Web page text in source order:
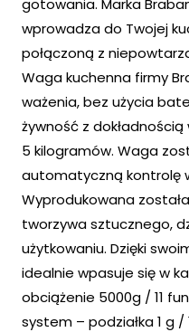
wprowadza do Twojej
połączoną z
Waga kuchenna firmy
ważenia, bez użycia
żywność z
5 kilogramów. Waga
automatyczną kontrolę
Wyprodukowana
tworzywa sztucznego,
użytkowaniu. Dzięki
idealnie wpasuje się w
obciążenie 5000g / 11
system – podziałka 1 g /